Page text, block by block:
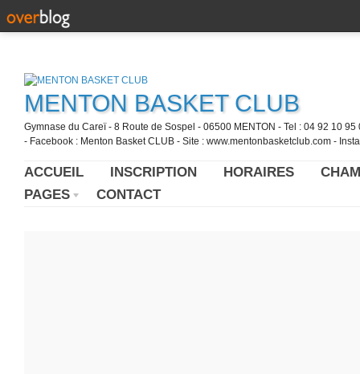
MENTON BASKET CLUB
Gymnase du Careï - 8 Route de Sospel - 06500 MENTON - Tel : 04 92 10
- Facebook : Menton Basket CLUB - Site : www.mentonbasketclub.com -
ACCUEIL INSCRIPTION HORAIRES
PAGES
CONTACT